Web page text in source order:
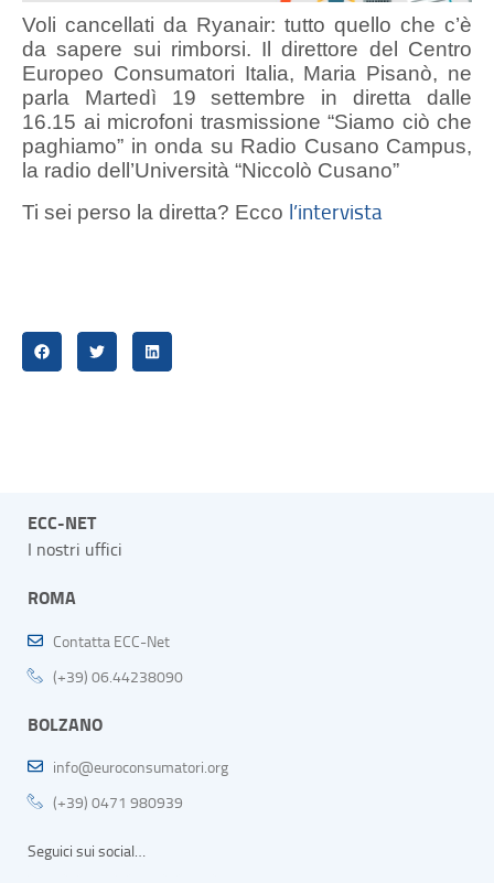
Voli cancellati da Ryanair: tutto quello che c’è
da sapere sui rimborsi. Il direttore del Centro
Europeo Consumatori Italia, Maria Pisanò, ne
parla Martedì 19 settembre in diretta dalle
16.15 ai microfoni trasmissione “Siamo ciò che
paghiamo” in onda su Radio Cusano Campus,
la radio dell’Università “Niccolò Cusano”
Ti sei perso la diretta? Ecco l’intervista
ECC-NET
I nostri uffici
ROMA
Contatta ECC-Net
(+39) 06.44238090
BOLZANO
info@euroconsumatori.org
(+39) 0471 980939
Seguici sui social…